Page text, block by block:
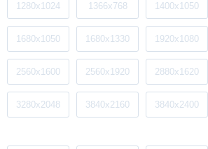
1280x1024 1366x768 1400x1050
1680x1050 1680x1330 1920x1080
2560x1600 2560x1920 2880x1620
3280x2048 3840x2160 3840x2400